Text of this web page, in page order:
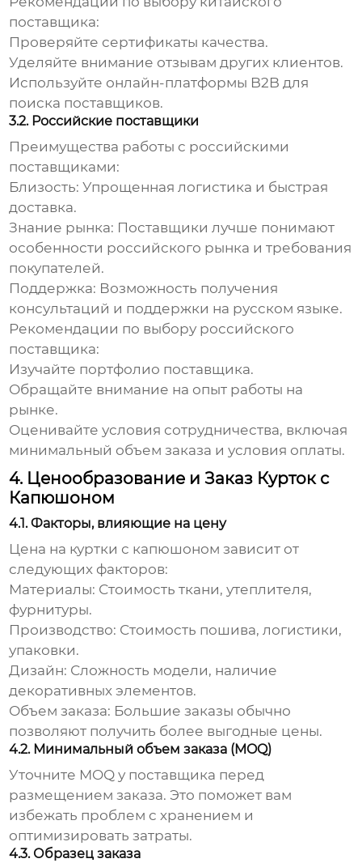
поставщика:
Проверяйте сертификаты качества.
Уделяйте внимание отзывам других клиентов.
Используйте онлайн-платформы B2B для
поиска поставщиков.
3.2. Российские поставщики
Преимущества работы с российскими
поставщиками:
Близость: Упрощенная логистика и быстрая
доставка.
Знание рынка: Поставщики лучше понимают
особенности российского рынка и требования
покупателей.
Поддержка: Возможность получения
консультаций и поддержки на русском языке.
Рекомендации по выбору российского
поставщика:
Изучайте портфолио поставщика.
Обращайте внимание на опыт работы на
рынке.
Оценивайте условия сотрудничества, включая
минимальный объем заказа и условия оплаты.
4. Ценообразование и Заказ Курток с
Капюшоном
4.1. Факторы, влияющие на цену
Цена на куртки с капюшоном зависит от
следующих факторов:
Материалы: Стоимость ткани, утеплителя,
фурнитуры.
Производство: Стоимость пошива, логистики,
упаковки.
Дизайн: Сложность модели, наличие
декоративных элементов.
Объем заказа: Большие заказы обычно
позволяют получить более выгодные цены.
4.2. Минимальный объем заказа (MOQ)
Уточните MOQ у поставщика перед
размещением заказа. Это поможет вам
избежать проблем с хранением и
оптимизировать затраты.
4.3. Образец заказа